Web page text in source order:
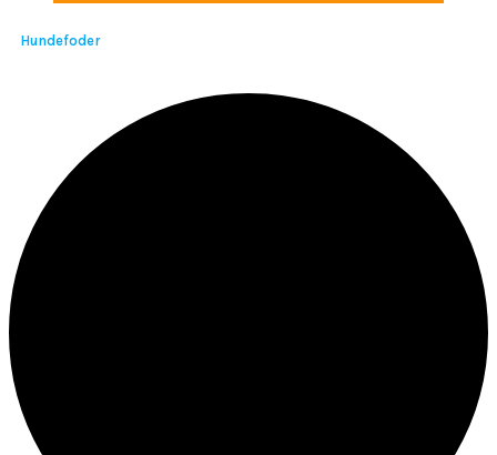
Hundefoder